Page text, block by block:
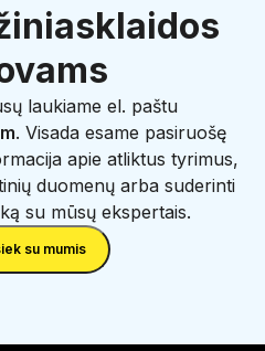
laukiame el. paštu
. Visada esame pasiruošę
apie atliktus tyrimus,
duomenų arba suderinti
su mūsų ekspertais.
su mumis